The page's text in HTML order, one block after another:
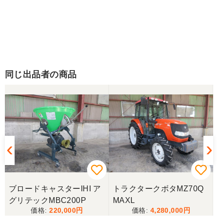
同じ出品者の商品
ブロードキャスターIHI ア
グリテックMBC200P
220,000
トラクタークボタMZ70Q
MAXL
4,280,000